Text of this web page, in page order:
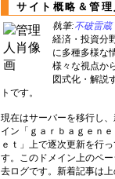
サイト概略＆管理
執筆:不破雷蔵
経済・投資分
に多種多様な
様々な視点か
図式化・解説
トです。
現在はサーバーを移行し、
イン「ｇａｒｂａｇｅｎｅ
ｅｔ」上で逐次更新を行っ
す。このドメイン上のペー
去ログです。新着記事は上